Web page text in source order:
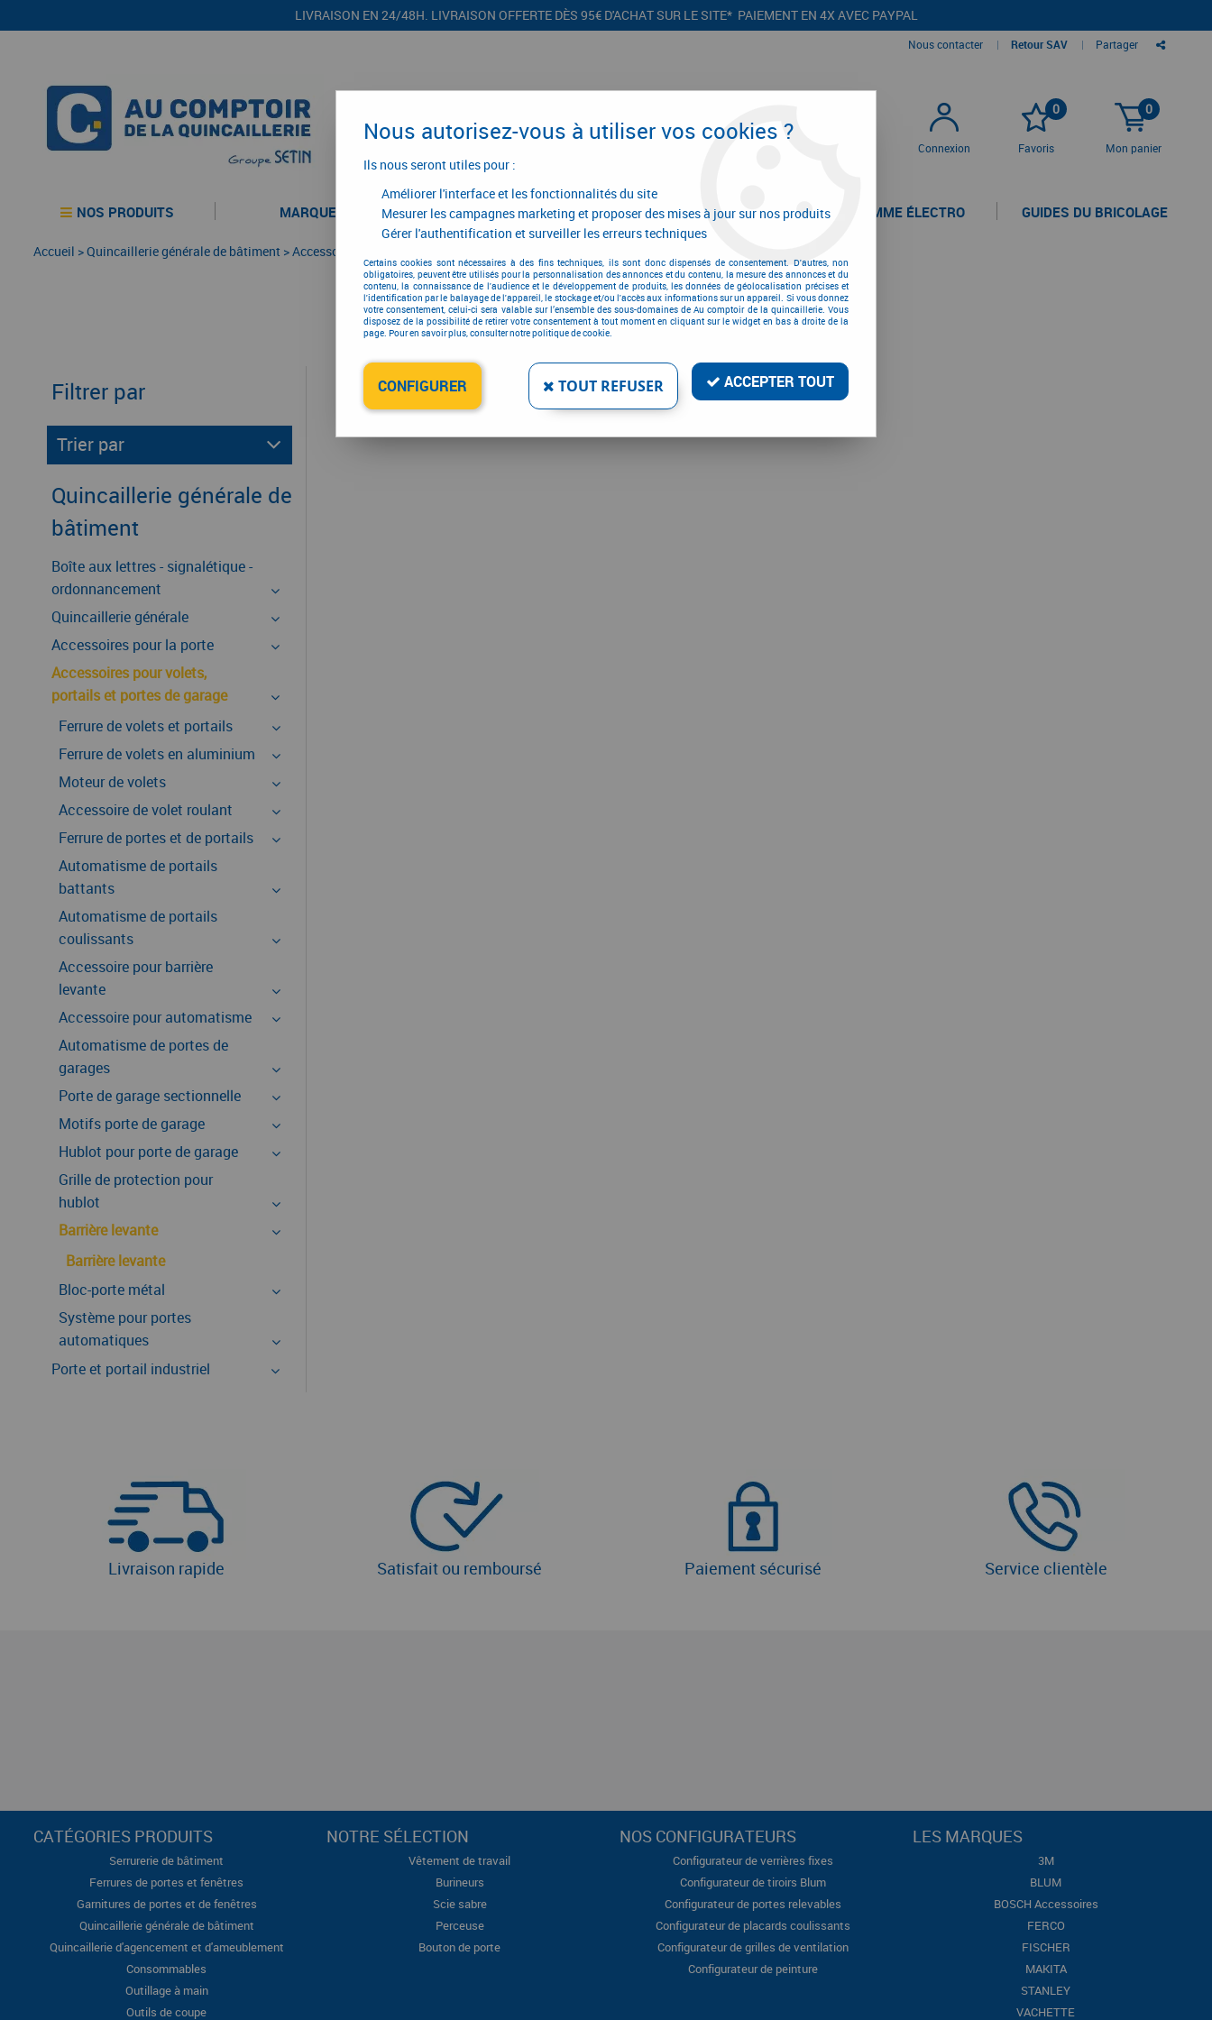
LIVRAISON EN 24/48H. LIVRAISON OFFERTE DÈS 95€ D'ACHAT SUR LE SITE* PAIEMENT EN 4X AVEC PAYPAL
Nous contacter | Retour SAV | Partager
Connexion
0
Favoris
0
Mon panier
NOS PRODUITS MARQUES CONFIGURATEURS PROMOTIONS LA GAMME ÉLECTRO GUIDES DU BRICOLAGE
Accueil >Quincaillerie générale de bâtiment >Accessoires pour volets, portails et portes de garage
Barrière levante
Filtrer par
Trier par
Quincaillerie générale de
bâtiment
Boîte aux lettres - signalétique -
ordonnancement
Quincaillerie générale
Accessoires pour la porte
Accessoires pour volets,
portails et portes de garage
Ferrure de volets et portails
Ferrure de volets en aluminium
Moteur de volets
Accessoire de volet roulant
Ferrure de portes et de portails
Automatisme de portails
battants
Automatisme de portails
coulissants
Accessoire pour barrière
levante
Accessoire pour automatisme
Automatisme de portes de
garages
Porte de garage sectionnelle
Motifs porte de garage
Hublot pour porte de garage
Grille de protection pour
hublot
Barrière levante
Barrière levante
Bloc-porte métal
Système pour portes
automatiques
Porte et portail industriel
Aucune correspondance trouvée
Livraison rapide Satisfait ou remboursé Paiement sécurisé Service clientèle
CATÉGORIES PRODUITS
Serrurerie de bâtiment
Ferrures de portes et fenêtres
Garnitures de portes et de fenêtres
Quincaillerie générale de bâtiment
Quincaillerie d'agencement et d'ameublement
Consommables
Outillage à main
Outils de coupe
NOTRE SÉLECTION
Vêtement de travail
Burineurs
Scie sabre
Perceuse
Bouton de porte
NOS CONFIGURATEURS
Configurateur de verrières fixes
Configurateur de tiroirs Blum
Configurateur de portes relevables
Configurateur de placards coulissants
Configurateur de grilles de ventilation
Configurateur de peinture
LES MARQUES
3M
BLUM
BOSCH Accessoires
FERCO
FISCHER
MAKITA
STANLEY
VACHETTE
Nous autorisez-vous à utiliser vos cookies ?
Ils nous seront utiles pour :
Améliorer l'interface et les fonctionnalités du site
Mesurer les campagnes marketing et proposer des mises à jour sur nos produits
Gérer l'authentification et surveiller les erreurs techniques
Certains cookies sont nécessaires à des fins techniques, ils sont donc dispensés de consentement. D'autres, non
obligatoires, peuvent être utilisés pour la personnalisation des annonces et du contenu, la mesure des annonces et du
contenu, la connaissance de l'audience et le développement de produits, les données de géolocalisation précises et
l'identification par le balayage de l'appareil, le stockage et/ou l'accès aux informations sur un appareil. Si vous donnez
votre consentement, celui-ci sera valable sur l’ensemble des sous-domaines de Au comptoir de la quincaillerie. Vous
disposez de la possibilité de retirer votre consentement à tout moment en cliquant sur le widget en bas à droite de la
page. Pour en savoir plus, consulter notre politique de cookie.
CONFIGURER TOUT REFUSER ACCEPTER TOUT